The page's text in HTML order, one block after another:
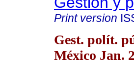
Print version
Gest. polít.
México Jan.